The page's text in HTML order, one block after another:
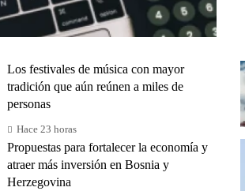
Los festivales de música con mayor
tradición que aún reúnen a miles de
personas
Hace 23 horas
Propuestas para fortalecer la economía y
atraer más inversión en Bosnia y
Herzegovina